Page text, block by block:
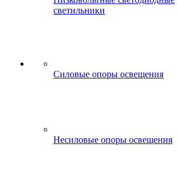
светильники
Силовые опоры освещения
Несиловые опоры освещения